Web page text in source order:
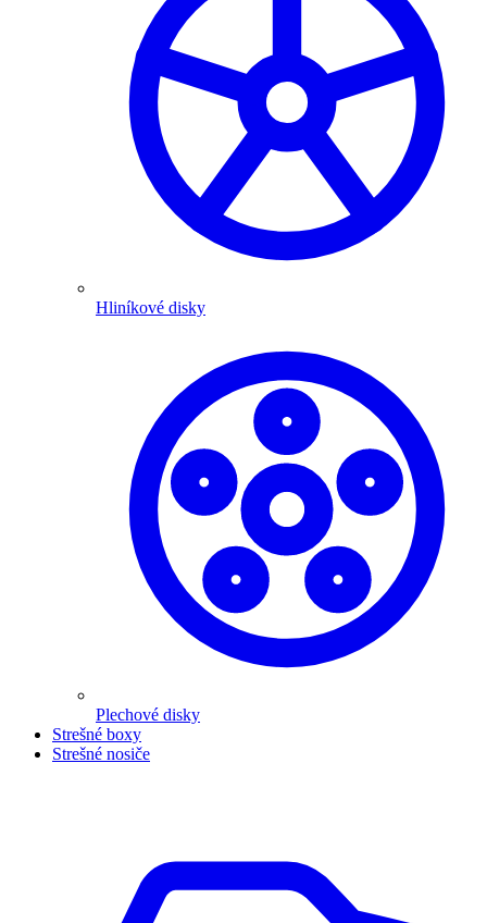
Hliníkové disky
Plechové disky
Strešné boxy
Strešné nosiče